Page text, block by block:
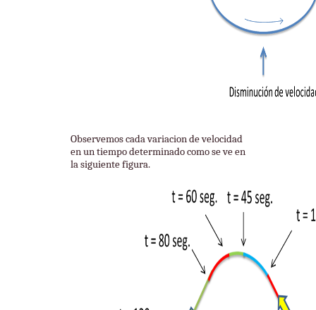
Observemos cada variacion de velocidad
en un tiempo determinado como se ve en
la siguiente figura.